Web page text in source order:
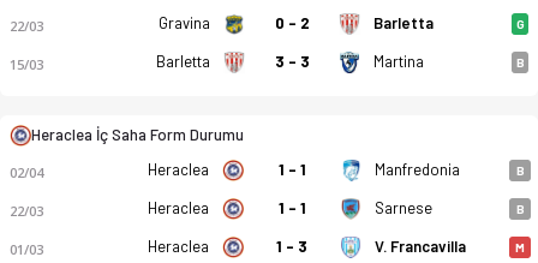
Heraclea - Barletta 1-3 bitti. Gol anları, kadro, istatistikler,
22/03 Gravina 0 - 2 Barletta G
15/03 Barletta 3 - 3 Martina B
Heraclea İç Saha Form Durumu
02/04 Heraclea 1 - 1 Manfredonia B
22/03 Heraclea 1 - 1 Sarnese B
01/03 Heraclea 1 - 3 V. Francavilla M